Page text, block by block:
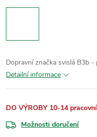
Dopravní značka svislá B3b
Detailní informace
DO VÝROBY 10-14
Možnosti doručení